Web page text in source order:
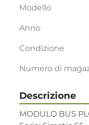
Descrizione
MODULO BUS
Modello
Anno
Condizione
Numero di